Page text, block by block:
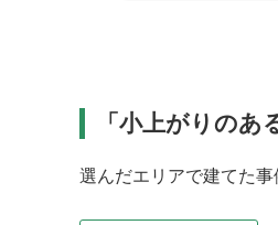
「小上がりの
選んだエリアで建てた